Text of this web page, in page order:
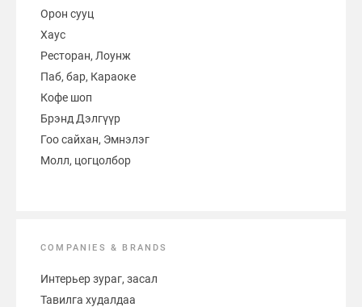
Орон сууц
Хаус
Ресторан, Лоунж
Паб, бар, Караоке
Кофе шоп
Брэнд Дэлгүүр
Гоо сайхан, Эмнэлэг
Молл, цогцолбор
COMPANIES & BRANDS
Интерьер зураг, засал
Тавилга худалдаа